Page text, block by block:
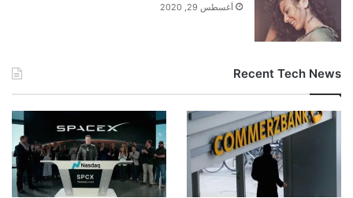
مع آراء المشاركين حصلوا على تقييم أكثر إيجابية.
بشكل سلبي تمامًا مثل أولئك الذين اختلفوا معهم
علنًا.
أغسطس 29, 2020
Recent Tech News